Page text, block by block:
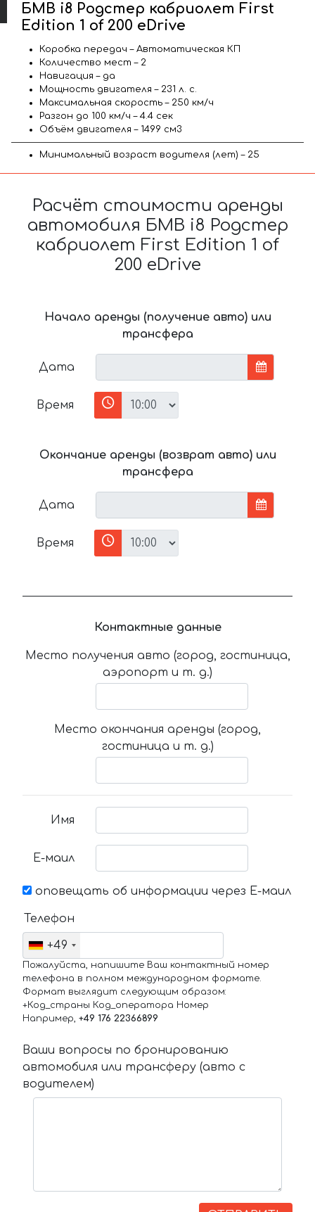
БМВ i8 Родстер кабриолет First
Edition 1 of 200 eDrive
Коробка передач – Автоматическая КП
Количество мест – 2
Навигация – да
Мощность двигателя – 231 л. с.
Максимальная скорость – 250 км/ч
Разгон до 100 км/ч – 4.4 сек
Объём двигателя – 1499 см3
Минимальный возраст водителя (лет) – 25
Расчёт стоимости аренды
автомобиля БМВ i8 Родстер
кабриолет First Edition 1 of
200 eDrive
Начало аренды (получение авто) или
трансфера
Дата
Время
Окончание аренды (возврат авто) или
трансфера
Дата
Время
Контактные данные
Место получения авто (город, гостиница,
аэропорт и т. д.)
Место окончания аренды (город,
гостиница и т. д.)
Имя
Е-маил
оповещать об информации через Е-маил
Телефон
+49
Пожалуйста, напишите Ваш контактный номер
телефона в полном международном формате.
Формат выглядит следующим образом:
+Код_страны Код_оператора Номер
Например, +49 176 22366899
Ваши вопросы по бронированию
автомобиля или трансферу (авто с
водителем)